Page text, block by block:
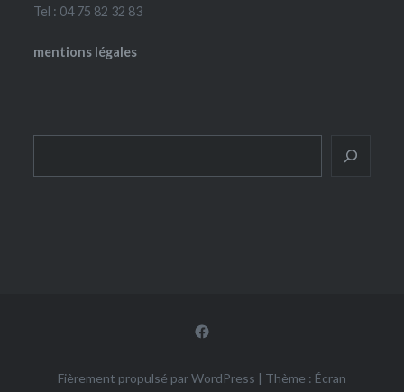
Tel : 04 75 82 32 83
mentions légales
Facebook
Fièrement propulsé par WordPress | Thème : Écran